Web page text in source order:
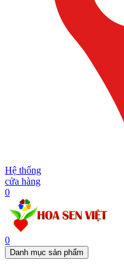
Hệ thống
cửa hàng
0
0
Danh mục sản phẩm